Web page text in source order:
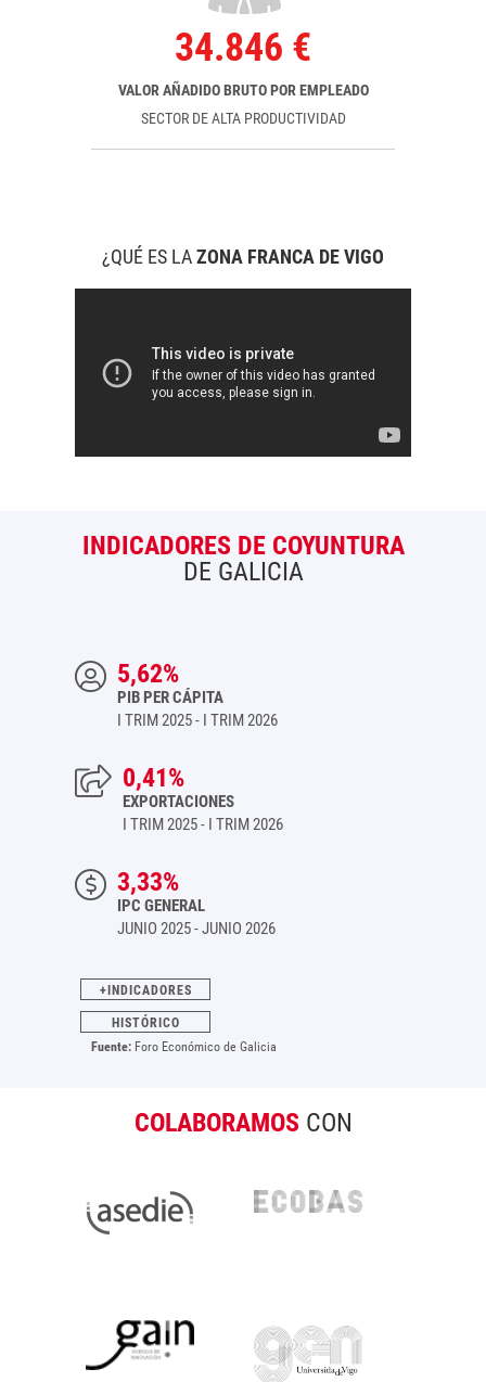
34.846 €
VALOR AÑADIDO BRUTO POR EMPLEADO
SECTOR DE ALTA PRODUCTIVIDAD
¿QUÉ ES LAZONA FRANCA DE VIGO
INDICADORES DE COYUNTURA
DE GALICIA
5,62%
PIB PER CÁPITA
I TRIM 2025 - I TRIM 2026
0,41%
EXPORTACIONES
I TRIM 2025 - I TRIM 2026
3,33%
IPC GENERAL
JUNIO 2025 - JUNIO 2026
+INDICADORES
HISTÓRICO
Fuente: Foro Económico de Galicia
COLABORAMOS CON